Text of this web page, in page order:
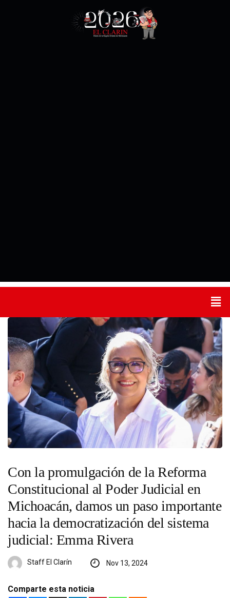
Con la promulgación de la Reforma
Constitucional al Poder Judicial en
Michoacán, damos un paso importante
hacia la democratización del sistema
judicial: Emma Rivera
Staff El Clarín Nov 13, 2024
Comparte esta noticia